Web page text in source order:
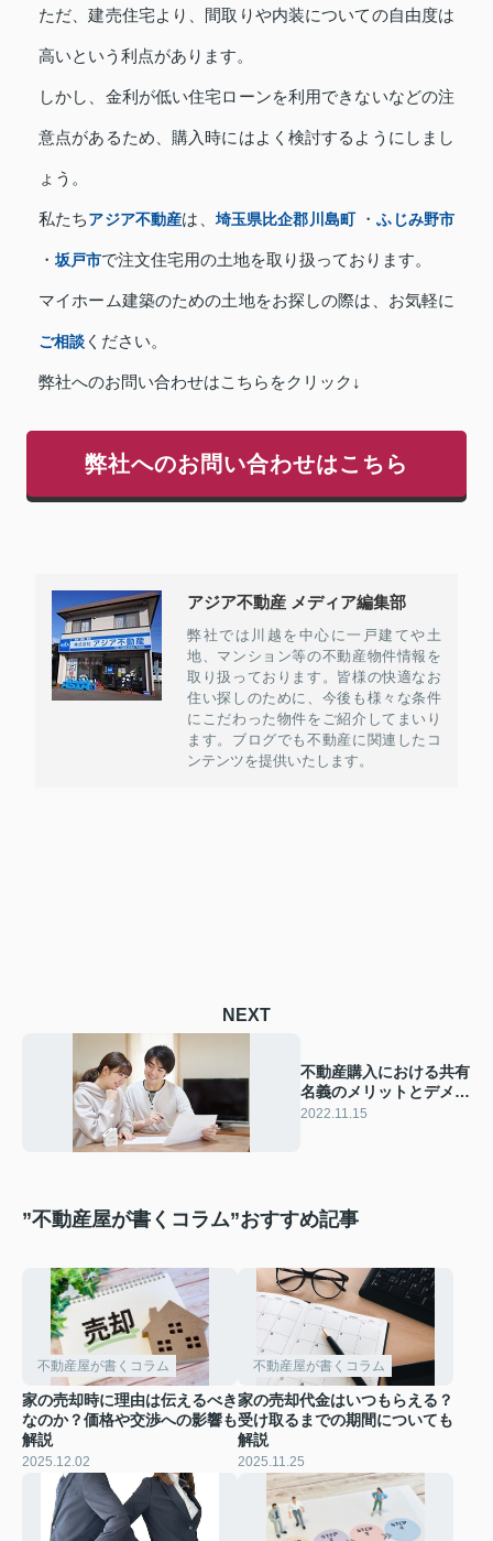
ただ、建売住宅より、間取りや内装についての自由度は
高いという利点があります。
しかし、金利が低い住宅ローンを利用できないなどの注
意点があるため、購入時にはよく検討するようにしまし
ょう。
私たちアジア不動産は、 埼玉県比企郡川島町・ふじみ野市
・坂戸市で注文住宅用の土地を取り扱っております。
マイホーム建築のための土地をお探しの際は、お気軽に
ご相談 ください。
弊社へのお問い合わせはこちらをクリック↓
弊社へのお問い合わせはこちら
アジア不動産 メディア編集部
弊社では川越を中心に一戸建てや土
地、マンション等の不動産物件情報を
取り扱っております。皆様の快適なお
住い探しのために、今後も様々な条件
にこだわった物件をご紹介してまいり
ます。ブログでも不動産に関連したコ
ンテンツを提供いたします。
NEXT
不動産購入における共有
名義のメリットとデメリ
ットをご紹介
2022.11.15
”不動産屋が書くコラム”おすすめ記事
不動産屋が書くコラム
家の売却時に理由は伝えるべき
なのか？価格や交渉への影響も
解説
2025.12.02
不動産屋が書くコラム
家の売却代金はいつもらえる？
受け取るまでの期間についても
解説
2025.11.25